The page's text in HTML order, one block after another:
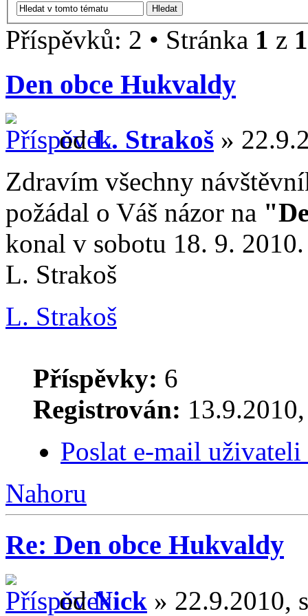
Příspěvků: 2 • Stránka 1 z 1
Den obce Hukvaldy
odL. Strakoš »
Zdravím všechny
požádal o Váš názor na
konal v sobotu 18. 9. 2010.
L. Strakoš
L. Strakoš
Příspěvky: 6
Registrován:
Poslat e-mail
Nahoru
Re: Den obce Hukvaldy
odNick » 22.9.2010,